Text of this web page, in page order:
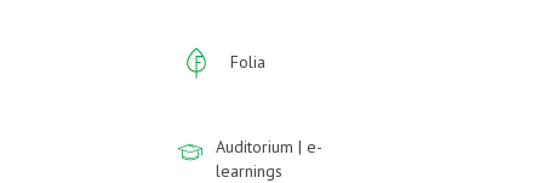
Folia
Auditorium | e-
learnings